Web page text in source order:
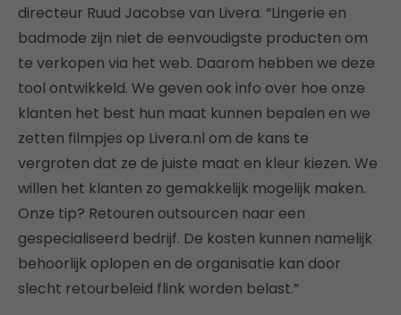
directeur Ruud Jacobse van Livera. “Lingerie en
badmode zijn niet de eenvoudigste producten om
te verkopen via het web. Daarom hebben we deze
tool ontwikkeld. We geven ook info over hoe onze
klanten het best hun maat kunnen bepalen en we
zetten filmpjes op Livera.nl om de kans te
vergroten dat ze de juiste maat en kleur kiezen. We
willen het klanten zo gemakkelijk mogelijk maken.
Onze tip? Retouren outsourcen naar een
gespecialiseerd bedrijf. De kosten kunnen namelijk
behoorlijk oplopen en de organisatie kan door
slecht retourbeleid flink worden belast.”